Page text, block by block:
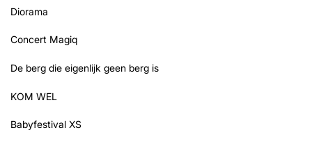
Diorama
Concert Magiq
De berg die eigenlijk geen berg is
KOM WEL
Babyfestival XS